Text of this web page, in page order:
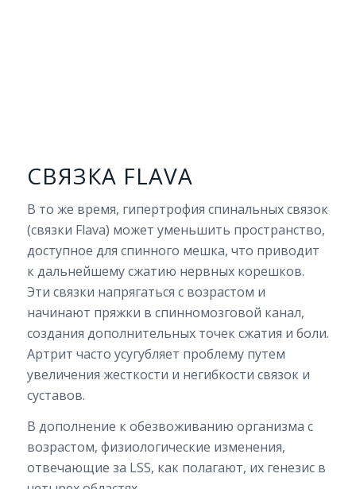
СВЯЗКА FLAVA
В то же время, гипертрофия спинальных связок
(связки Flava) может уменьшить пространство,
доступное для спинного мешка, что приводит
к дальнейшему сжатию нервных корешков.
Эти связки напрягаться с возрастом и
начинают пряжки в спинномозговой канал,
создания дополнительных точек сжатия и боли.
Артрит часто усугубляет проблему путем
увеличения жесткости и негибкости связок и
суставов.
В дополнение к обезвоживанию организма с
возрастом, физиологические изменения,
отвечающие за LSS, как полагают, их генезис в